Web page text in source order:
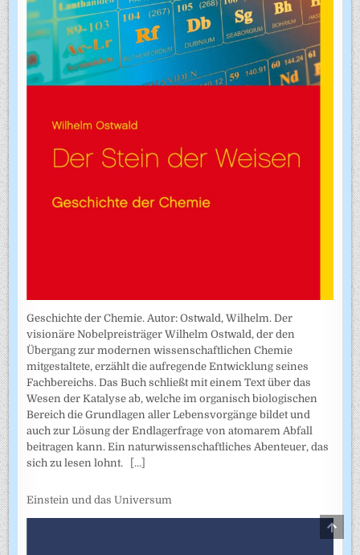
Geschichte der Chemie. Autor: Ostwald, Wilhelm. Der
visionäre Nobelpreisträger Wilhelm Ostwald, der den
Übergang zur modernen wissenschaftlichen Chemie
mitgestaltete, erzählt die aufregende Entwicklung seines
Fachbereichs. Das Buch schließt mit einem Text über das
Wesen der Katalyse ab, welche im organisch biologischen
Bereich die Grundlagen aller Lebensvorgänge bildet und
auch zur Lösung der Endlagerfrage von atomarem Abfall
beitragen kann. Ein naturwissenschaftliches Abenteuer, das
sich zu lesen lohnt.
[...]
Einstein und das Universum
TO
TOP